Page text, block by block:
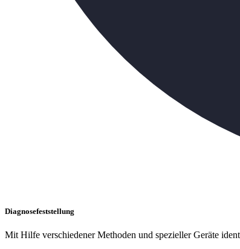
Diagnosefeststellung
Mit Hilfe verschiedener Methoden und spezieller Geräte